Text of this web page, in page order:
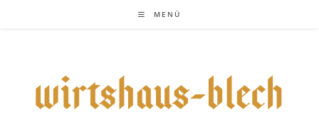
MENÜ